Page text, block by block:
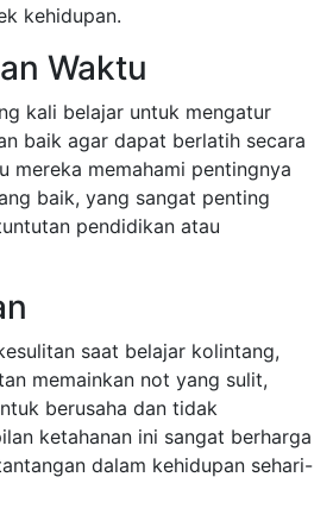
kehidupan.
Waktu
kali belajar untuk mengatur
baik agar dapat berlatih secara
mereka memahami pentingnya
baik, yang sangat penting
pendidikan atau
saat belajar kolintang,
memainkan not yang sulit,
berusaha dan tidak
ketahanan ini sangat berharga
dalam kehidupan sehari-